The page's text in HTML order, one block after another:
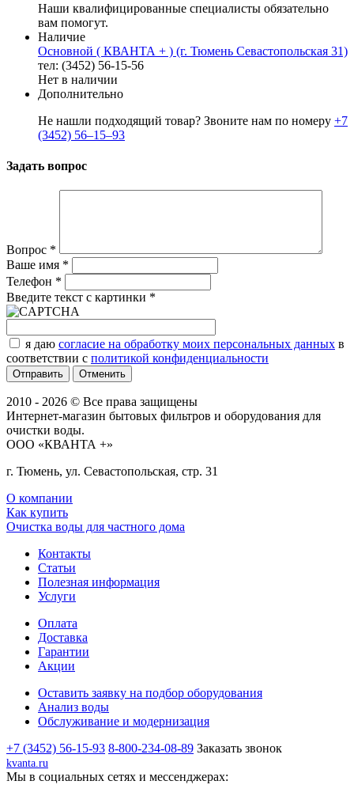
Наши квалифицированные специалисты обязательно
вам помогут.
Наличие
Основной ( КВАНТА + ) (г. Тюмень Севастопольская 31)
тел: (3452) 56-15-56
Нет в наличии
Дополнительно
Не нашли подходящий товар? Звоните нам по номеру +7
(3452) 56‒15‒93
Задать вопрос
Вопрос *
Ваше имя *
Телефон *
Введите текст с картинки *
я даю согласие на обработку моих персональных данных в
соответствии с политикой конфиденциальности
Отменить
2010 - 2026 © Все права защищены
Интернет-магазин бытовых фильтров и оборудования для
очистки воды.
ООО «КВАНТА +»
г. Тюмень, ул. Севастопольская, стр. 31
О компании
Как купить
Очистка воды для частного дома
Контакты
Статьи
Полезная информация
Услуги
Оплата
Доставка
Гарантии
Акции
Оставить заявку на подбор оборудования
Анализ воды
Обслуживание и модернизация
+7 (3452) 56-15-93 8-800-234-08-89 Заказать звонок
kvanta.ru
Мы в социальных сетях и мессенджерах: